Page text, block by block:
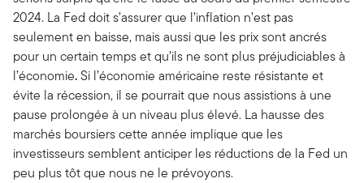
2024. La Fed doit s’assurer que l’inflation n’est pas
seulement en baisse, mais aussi que les prix sont ancrés
pour un certain temps et qu’ils ne sont plus préjudiciables à
l’économie.Si l’économie américaine reste résistante et
évite la récession, il se pourrait que nous assistions à une
pause prolongée à un niveau plus élevé. La hausse des
marchés boursiers cette année implique que les
investisseurs semblent anticiper les réductions de la Fed un
peu plus tôt que nous ne le prévoyons.